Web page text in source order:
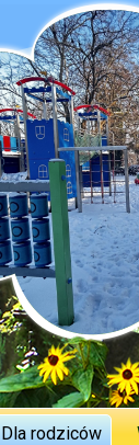
Dla rodziców